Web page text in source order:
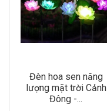
Đèn hoa sen năng
lượng mặt trời Cảnh
Đông -...